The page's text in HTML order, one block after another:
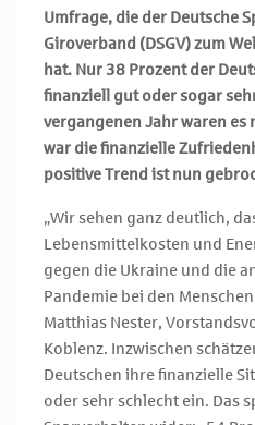
Umfrage, die der Deutsche
Giroverband (DSGV) zum
hat. Nur 38 Prozent der
finanziell gut oder sogar
vergangenen Jahr waren es
war die finanzielle
positive Trend ist nun
„Wir sehen ganz deutlich,
Lebensmittelkosten und
gegen die Ukraine und die
Pandemie bei den
Matthias Nester,
Koblenz. Inzwischen
Deutschen ihre finanzielle
oder sehr schlecht ein. Das